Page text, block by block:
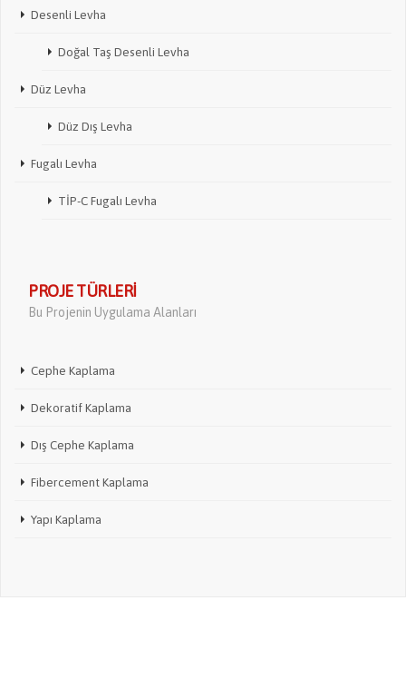
Desenli Levha
Doğal Taş Desenli Levha
Düz Levha
Düz Dış Levha
Fugalı Levha
TİP-C Fugalı Levha
PROJE TÜRLERI
Bu Projenin Uygulama Alanları
Cephe Kaplama
Dekoratif Kaplama
Dış Cephe Kaplama
Fibercement Kaplama
Yapı Kaplama